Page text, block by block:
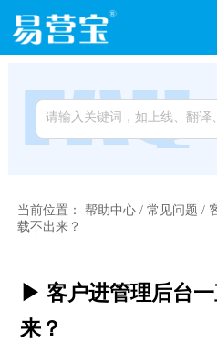
当前位置： 帮助中心/ 常见问题 /
载不出来？
▶ 客户进管理后台
来？